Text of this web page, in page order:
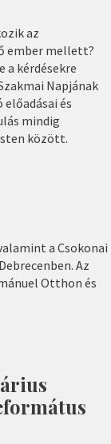
az
ember mellett?
a kérdésekre
Napjának
és
mindig
között.
a Csokonai
Az
Otthon és